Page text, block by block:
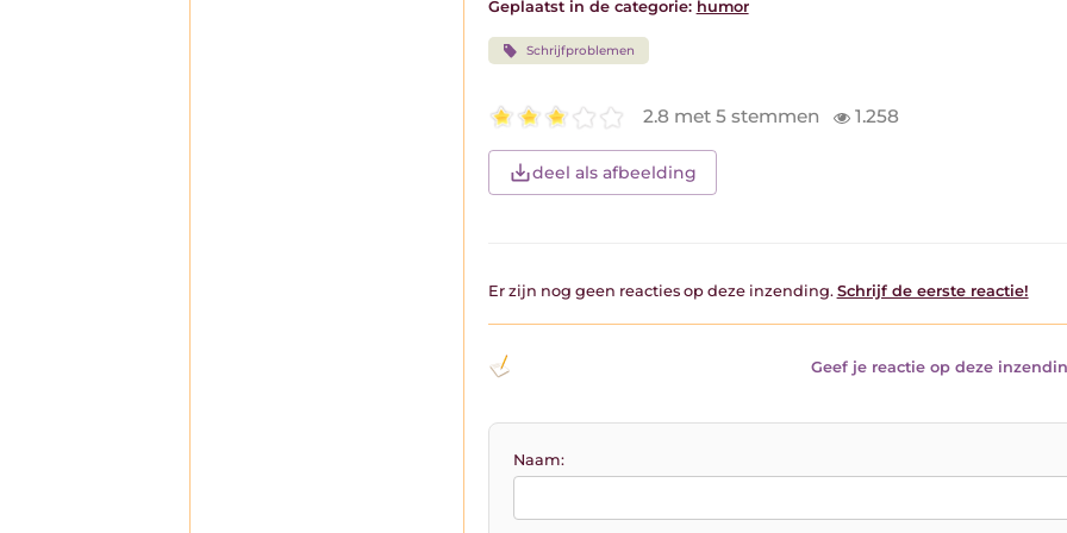
Geplaatst in de categorie: humor
Schrijfproblemen
2.8 met 5 stemmen 1.258
deel als afbeelding
Er zijn nog geen reacties op deze inzending. Schrijf de eerste reactie!
Geef je reactie op deze
Naam: